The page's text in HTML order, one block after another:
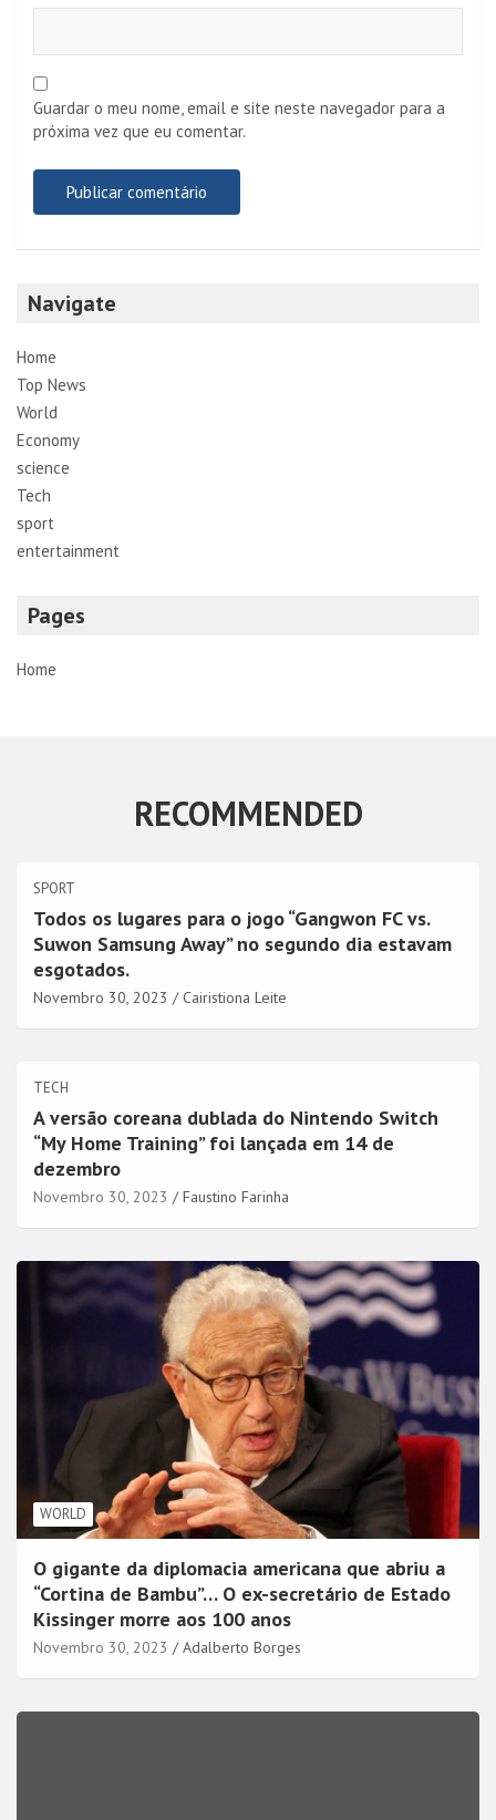
Guardar o meu nome, email e site neste navegador para a
próxima vez que eu comentar.
Navigate
Home
Top News
World
Economy
science
Tech
sport
entertainment
Pages
Home
RECOMMENDED
SPORT
Todos os lugares para o jogo “Gangwon FC vs.
Suwon Samsung Away” no segundo dia estavam
esgotados.
Novembro 30, 2023 Cairistiona Leite
TECH
A versão coreana dublada do Nintendo Switch
“My Home Training” foi lançada em 14 de
dezembro
Novembro 30, 2023 Faustino Farinha
WORLD
O gigante da diplomacia americana que abriu a
“Cortina de Bambu”… O ex-secretário de Estado
Kissinger morre aos 100 anos
Novembro 30, 2023 Adalberto Borges